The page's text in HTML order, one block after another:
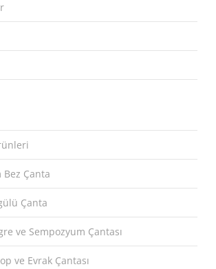
Bez Çanta
Çanta
ve Sempozyum Çantası
ve Evrak Çantası